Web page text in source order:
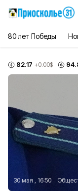
80 лет Победы
82.17 +0.00$
30 мая , 16:50